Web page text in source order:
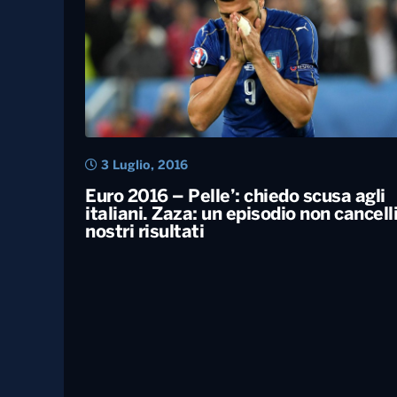
Euro 2016 – Pelle’: chiedo scusa agli
italiani. Zaza: un episodio non
nostri risultati
3 Luglio, 2016